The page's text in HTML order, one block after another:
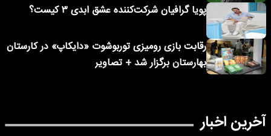
پویا گرافیان شرکت‌کننده عشق ابدی ۳ کیست؟
رقابت بازی رومیزی توربوشوت «دایکاپ» در کارستان
بهارستان برگزار شد + تصاویر
آخرین اخبار